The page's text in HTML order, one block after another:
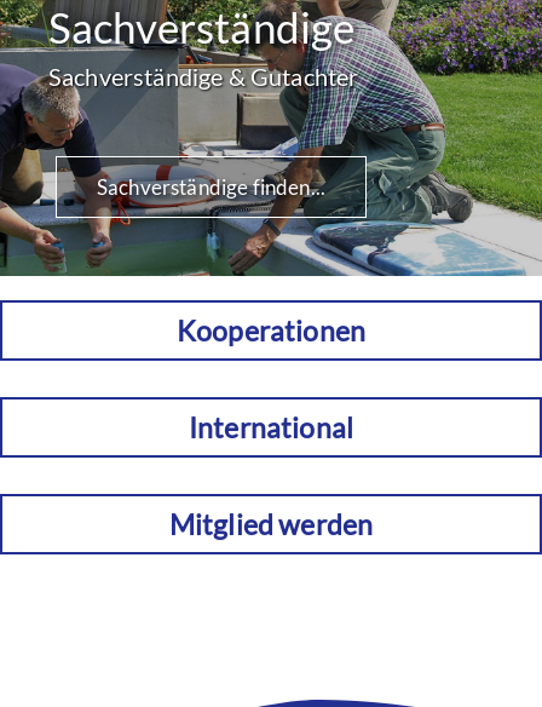
Sachverständige
Sachverständige & Gutachter
Sachverständige finden...
Kooperationen
International
Mitglied werden